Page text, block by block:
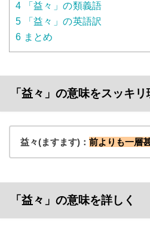
4 「益々」の類義語
5 「益々」の英語訳
6 まとめ
「益々」の意味をスッキリ
益々(ますます)： 前よりも一層
「益々」の意味を詳しく